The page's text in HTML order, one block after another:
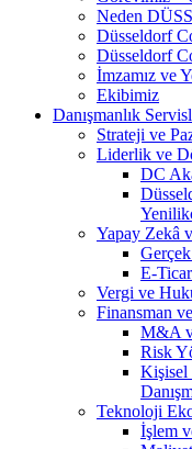
Neden
Düsseldorf
Düsseldorf
İmzamız ve
Ekibimiz
Danışmanlık
Strateji ve
Liderlik ve
DC
Yapay Zekâ
E-
Vergi ve
Finansman ve
M&A
Risk
Kişisel
Teknoloji
İşlem